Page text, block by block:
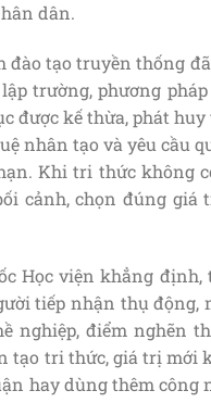
dân.
đào tạo truyền thống
trường, phương
được kế thừa, phát
nhân tạo và yêu cầu
Khi tri thức không
cảnh, chọn đúng
Học viện khẳng
tiếp nhận thụ động,
nghiệp, điểm nghẽn
tạo tri thức, giá trị mới
hay dùng thêm công